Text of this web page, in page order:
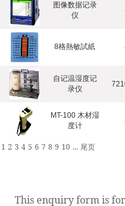
图像数据记录
仪
8格熱敏試紙
自记温湿度记
录仪
MT-100 木材湿
度计
1 2 3 4 5 6 7 8 9 10 ... 尾页
This enquiry form is